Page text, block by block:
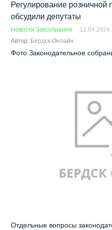
Регулирование розничной
обсудили депутаты
Новости Заксобрания
12.04.2024
Автор: Бердск-Онлайн
Фото Законодательное
Отдельные вопросы